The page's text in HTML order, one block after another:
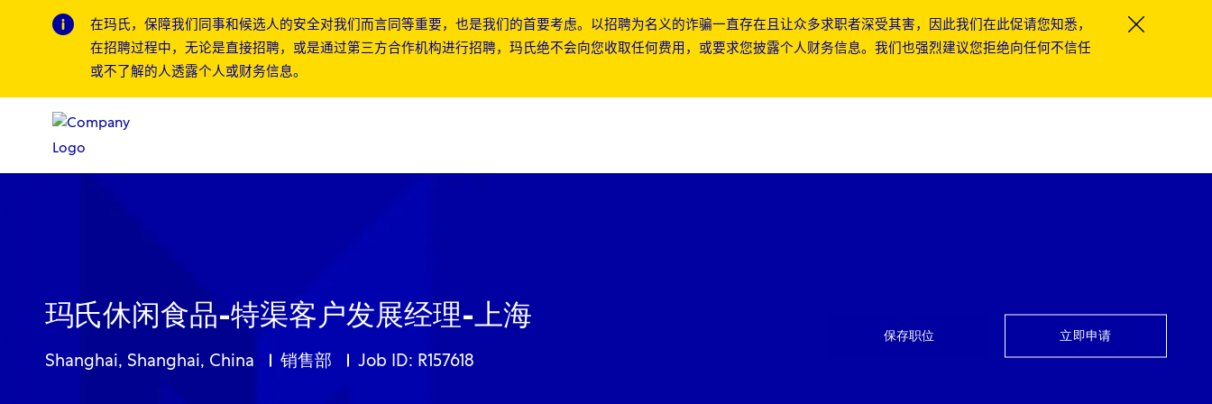
在玛氏，保障我们同事和候选人的安全对我们而言同等重要，也是我们的首要考虑。以招聘为名义的诈骗一直存在且让众多求职者深受其害，因此我们在此促请您知悉，
在招聘过程中，无论是直接招聘，或是通过第三方合作机构进行招聘，玛氏绝不会向您收取任何费用，或要求您披露个人财务信息。我们也强烈建议您拒绝向任何不信任
或不了解的人透露个人或财务信息。
玛氏休闲食品-特渠客户发展经理-上海
Location
Shanghai, Shanghai, China Category
销售部 Job ID: R157618
保存职位 立即申请